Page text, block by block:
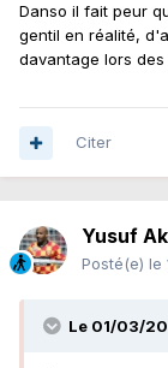
Danso il fait peur
gentil en réalité,
davantage lors
Citer
Yusuf
Posté(e) le
Le 01/03/